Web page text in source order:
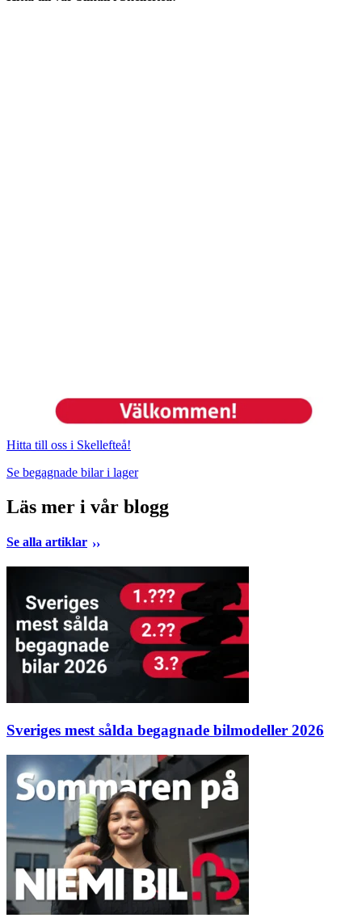
Hitta till oss i Skellefteå!
Se begagnade bilar i lager
Läs mer i vår blogg
Se alla artiklar
Sveriges mest sålda begagnade bilmodeller 2026